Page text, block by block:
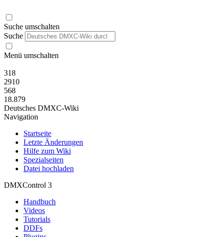
Suche umschalten
Suche
Menü umschalten
318
2910
568
18.879
Deutsches DMXC-Wiki
Navigation
Startseite
Letzte Änderungen
Hilfe zum Wiki
Spezialseiten
Datei hochladen
DMXControl 3
Handbuch
Videos
Tutorials
DDFs